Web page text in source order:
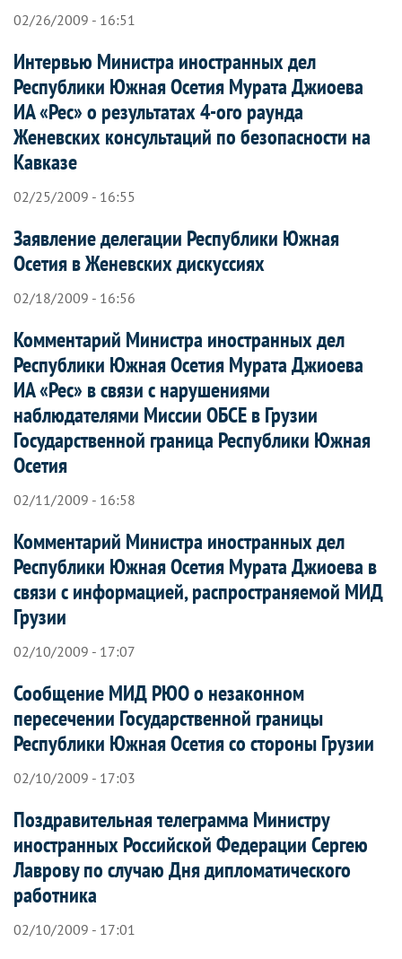
02/26/2009 - 16:51
Интервью Министра иностранных дел
Республики Южная Осетия Мурата Джиоева
ИА «Рес» о результатах 4-ого раунда
Женевских консультаций по безопасности на
Кавказе
02/25/2009 - 16:55
Заявление делегации Республики Южная
Осетия в Женевских дискуссиях
02/18/2009 - 16:56
Комментарий Министра иностранных дел
Республики Южная Осетия Мурата Джиоева
ИА «Рес» в связи с нарушениями
наблюдателями Миссии ОБСЕ в Грузии
Государственной граница Республики Южная
Осетия
02/11/2009 - 16:58
Комментарий Министра иностранных дел
Республики Южная Осетия Мурата Джиоева в
связи с информацией, распространяемой МИД
Грузии
02/10/2009 - 17:07
Сообщение МИД РЮО о незаконном
пересечении Государственной границы
Республики Южная Осетия со стороны Грузии
02/10/2009 - 17:03
Поздравительная телеграмма Министру
иностранных Российской Федерации Сергею
Лаврову по случаю Дня дипломатического
работника
02/10/2009 - 17:01